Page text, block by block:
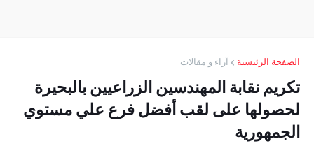
الصفحة الرئيسية آراء و مقالات
تكريم نقابة المهندسين الزراعيين بالبحيرة
لحصولها على لقب أفضل فرع علي مستوي
الجمهورية